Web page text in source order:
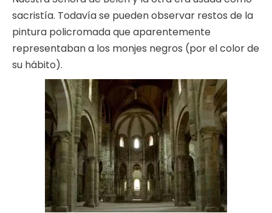
sacristía. Todavía se pueden observar restos de la
pintura policromada que aparentemente
representaban a los monjes negros (por el color de
su hábito).